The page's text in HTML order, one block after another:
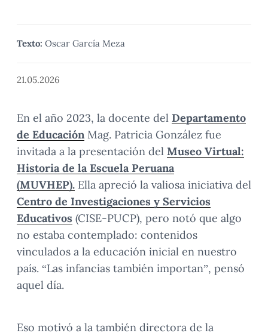
Texto: Oscar García Meza
21.05.2026
En el año 2023, la docente del Departamento
de Educación Mag. Patricia González fue
invitada a la presentación del Museo Virtual:
Historia de la Escuela Peruana
(MUVHEP). Ella apreció la valiosa iniciativa del
Centro de Investigaciones y Servicios
Educativos (CISE-PUCP), pero notó que algo
no estaba contemplado: contenidos
vinculados a la educación inicial en nuestro
país. “Las infancias también importan”, pensó
aquel día.
Eso motivó a la también directora de la